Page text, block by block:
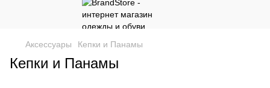
Аксессуары Кепки и Панамы
Кепки и Панамы